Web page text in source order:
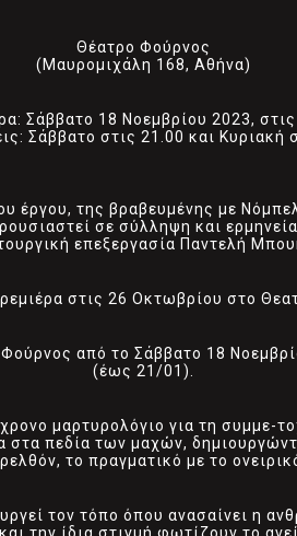
Θέατρο Φούρνος
(Μαυρομιχάλη 168, Αθήνα)
Σάββατο 18 Νοεμβρίου 2023,
Σάββατο στις 21.00 και Κυριακή
έργου, της βραβευμένης με
σε σύλληψη και
επεξεργασία Παντελή
στις 26 Οκτωβρίου στο
από το Σάββατο 18
(έως 21/01).
μαρτυρολόγιο για τη συμμε-
στα πεδία των μαχών,
το πραγματικό με το
τον τόπο όπου ανασαίνει η